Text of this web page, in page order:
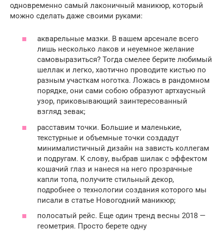
одновременно самый лаконичный маникюр, который
можно сделать даже своими руками:
акварельные мазки. В вашем арсенале всего
лишь несколько лаков и неуемное желание
самовыразиться? Тогда смелее берите любимый
шеллак и легко, хаотично проводите кистью по
разным участкам ноготка. Ложась в рандомном
порядке, они сами собою образуют артхаусный
узор, приковывающий заинтересованный
взгляд зевак;
расставим точки. Большие и маленькие,
текстурные и объемные точки создадут
минималистичный дизайн на зависть коллегам
и подругам. К слову, выбрав шилак с эффектом
кошачий глаз и нанеся на него прозрачные
капли топа, получите стильный декор,
подробнее о технологии создания которого мы
писали в статье Новогодний маникюр;
полосатый рейс. Еще один тренд весны 2018 —
геометрия. Просто берете одну